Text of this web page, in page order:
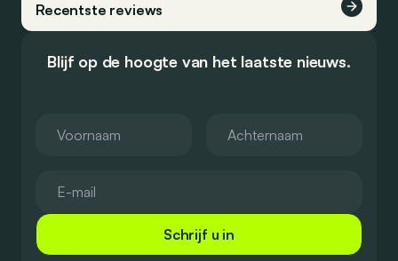
Recentste reviews
Blijf op de hoogte van het laatste nieuws.
Schrijf u in